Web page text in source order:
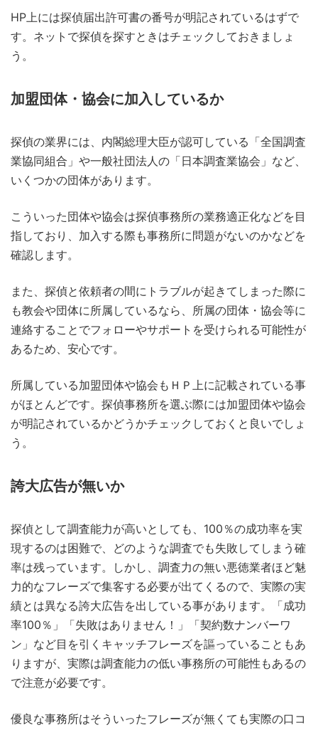
HP上には探偵届出許可書の番号が明記されているはずで
す。ネットで探偵を探すときはチェックしておきましょ
う。
加盟団体・協会に加入しているか
探偵の業界には、内閣総理大臣が認可している「全国調査
業協同組合」や一般社団法人の「日本調査業協会」など、
いくつかの団体があります。
こういった団体や協会は探偵事務所の業務適正化などを目
指しており、加入する際も事務所に問題がないのかなどを
確認します。
また、探偵と依頼者の間にトラブルが起きてしまった際に
も教会や団体に所属しているなら、所属の団体・協会等に
連絡することでフォローやサポートを受けられる可能性が
あるため、安心です。
所属している加盟団体や協会もＨＰ上に記載されている事
がほとんどです。探偵事務所を選ぶ際には加盟団体や協会
が明記されているかどうかチェックしておくと良いでしょ
う。
誇大広告が無いか
探偵として調査能力が高いとしても、100％の成功率を実
現するのは困難で、どのような調査でも失敗してしまう確
率は残っています。しかし、調査力の無い悪徳業者ほど魅
力的なフレーズで集客する必要が出てくるので、実際の実
績とは異なる誇大広告を出している事があります。「成功
率100％」「失敗はありません！」「契約数ナンバーワ
ン」など目を引くキャッチフレーズを謳っていることもあ
りますが、実際は調査能力の低い事務所の可能性もあるの
で注意が必要です。
優良な事務所はそういったフレーズが無くても実際の口コ